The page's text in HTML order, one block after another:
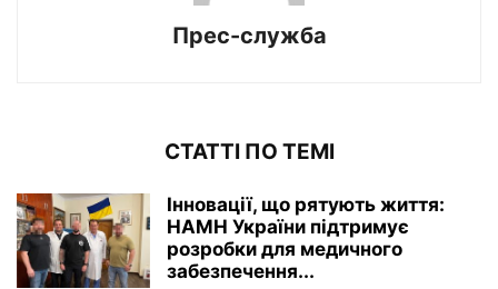
Прес-служба
СТАТТІ ПО ТЕМІ
Інновації, що рятують життя:
НАМН України підтримує
розробки для медичного
забезпечення...